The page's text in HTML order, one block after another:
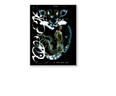
ČASOPISY
OSTATNÍ
SLEVY
NAKLADATELSTVÍ